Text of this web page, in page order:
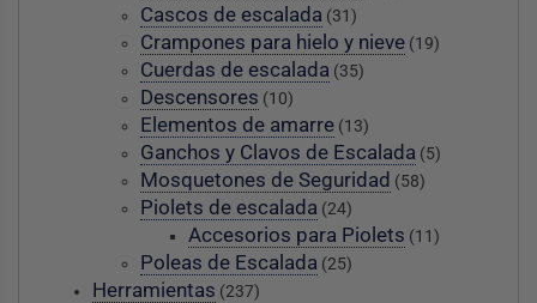
Cascos de escalada (31)
Crampones para hielo y nieve (19)
Cuerdas de escalada (35)
Descensores (10)
Elementos de amarre (13)
Ganchos y Clavos de Escalada (5)
Mosquetones de Seguridad (58)
Piolets de escalada (24)
Accesorios para Piolets (11)
Poleas de Escalada (25)
Herramientas (237)